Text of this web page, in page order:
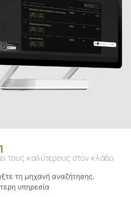
τους καλύτερους στον κλάδο
τη μηχανή αναζήτησης.
υπηρεσία